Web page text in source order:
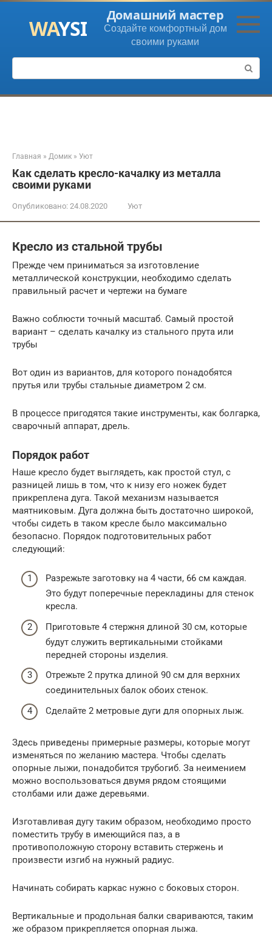
Перейти
контенту
Домашний мастер
Создайте комфортный дом
своими руками
Поиск:
Главная » Домик » Уют
Как сделать кресло-качалку из металла
своими руками
Опубликовано: 24.08.2020 Уют
Кресло из стальной трубы
Прежде чем приниматься за изготовление
металлической конструкции, необходимо сделать
правильный расчет и чертежи на бумаге
Важно соблюсти точный масштаб. Самый простой
вариант – сделать качалку из стального прута или
трубы
Вот один из вариантов, для которого понадобятся
прутья или трубы стальные диаметром 2 см.
В процессе пригодятся такие инструменты, как болгарка,
сварочный аппарат, дрель.
Порядок работ
Наше кресло будет выглядеть, как простой стул, с
разницей лишь в том, что к низу его ножек будет
прикреплена дуга. Такой механизм называется
маятниковым. Дуга должна быть достаточно широкой,
чтобы сидеть в таком кресле было максимально
безопасно. Порядок подготовительных работ
следующий:
Разрежьте заготовку на 4 части, 66 см каждая.
Это будут поперечные перекладины для стенок
кресла.
Приготовьте 4 стержня длиной 30 см, которые
будут служить вертикальными стойками
передней стороны изделия.
Отрежьте 2 прутка длиной 90 см для верхних
соединительных балок обоих стенок.
Сделайте 2 метровые дуги для опорных лыж.
Здесь приведены примерные размеры, которые могут
изменяться по желанию мастера. Чтобы сделать
опорные лыжи, понадобится трубогиб. За неимением
можно воспользоваться двумя рядом стоящими
столбами или даже деревьями.
Изготавливая дугу таким образом, необходимо просто
поместить трубу в имеющийся паз, а в
противоположную сторону вставить стержень и
произвести изгиб на нужный радиус.
Начинать собирать каркас нужно с боковых сторон.
Вертикальные и продольная балки свариваются, таким
же образом прикрепляется опорная лыжа.